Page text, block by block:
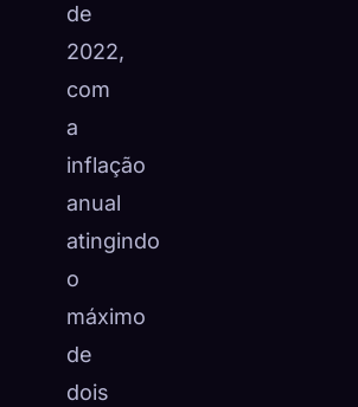
de
2022,
com
a
inflação
anual
atingindo
o
máximo
de
dois